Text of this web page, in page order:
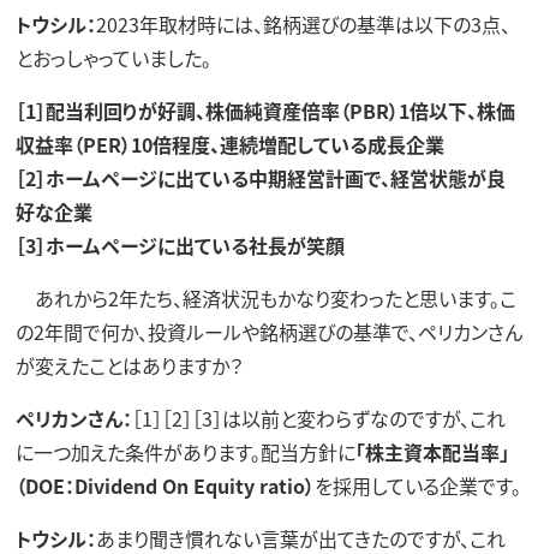
トウシル：2023年取材時には、銘柄選びの基準は以下の3点、
とおっしゃっていました。
［1］配当利回りが好調、株価純資産倍率（PBR）1倍以下、株価
収益率（PER）10倍程度、連続増配している成長企業
［2］ホームページに出ている中期経営計画で、経営状態が良
好な企業
［3］ホームページに出ている社長が笑顔
あれから2年たち、経済状況もかなり変わったと思います。こ
の2年間で何か、投資ルールや銘柄選びの基準で、ペリカンさん
が変えたことはありますか？
ペリカンさん： ［1］［2］［3］は以前と変わらずなのですが、これ
に一つ加えた条件があります。配当方針に「株主資本配当率」
（DOE：Dividend On Equity ratio）を採用している企業です。
トウシル：あまり聞き慣れない言葉が出てきたのですが、これ